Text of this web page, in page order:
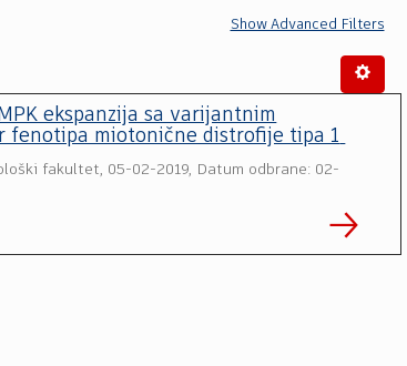
Show Advanced Filters
ekspanzija sa varijantnim
fenotipa miotonične distrofije tipa 1
fakultet, 05-02-2019, Datum odbrane: 02-